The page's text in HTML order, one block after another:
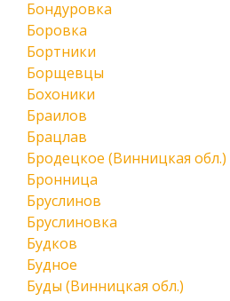
Бондуровка
Боровка
Бортники
Борщевцы
Бохоники
Браилов
Брацлав
Бродецкое (Винницкая обл.)
Бронница
Бруслинов
Бруслиновка
Будков
Будное
Буды (Винницкая обл.)